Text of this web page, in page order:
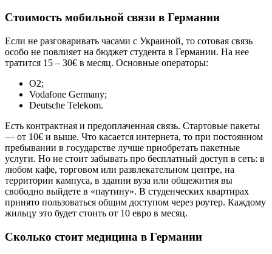
Стоимость мобильной связи в Германии
Если не разговаривать часами с Украиной, то сотовая связь
особо не повлияет на бюджет студента в Германии. На нее
тратится 15 – 30€ в месяц. Основные операторы:
O2;
Vodafone Germany;
Deutsche Telekom.
Есть контрактная и предоплаченная связь. Стартовые пакеты
— от 10€ и выше. Что касается интернета, то при постоянном
пребывании в государстве лучше приобретать пакетные
услуги. Но не стоит забывать про бесплатный доступ в сеть: в
любом кафе, торговом или развлекательном центре, на
территории кампуса, в здании вуза или общежития вы
свободно выйдете в «паутину». В студенческих квартирах
принято пользоваться общим доступом через роутер. Каждому
жильцу это будет стоить от 10 евро в месяц.
Сколько стоит медицина в Германии